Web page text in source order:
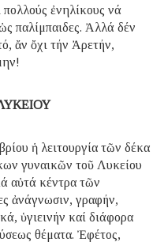
ἐνηλίκους νά
παλίμπαιδες. Ἀλλά δέν
ἄν ὄχι τήν Ἀρετήν,
ἡ λειτουργία τῶν δέκα
γυναικῶν τοῦ Λυκείου
αὐτά κέντρα τῶν
ἀνάγνωσιν, γραφήν,
ὑγιεινήν καί διάφορα
θέματα. Ἐφέτος,